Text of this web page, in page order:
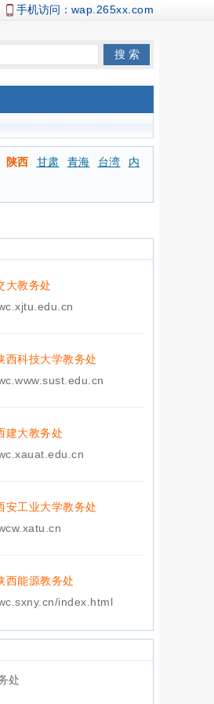
手机访问： wap.265xx.com
陕西 甘肃 青海 台湾
内
大教务处
西科技大学教务处
建大教务处
安工业大学教务处
西能源教务处
index.html
处